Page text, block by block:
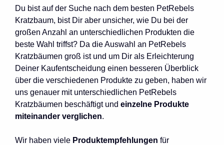
Du bist auf der Suche nach dem besten PetRebels
Kratzbaum, bist Dir aber unsicher, wie Du bei der
großen Anzahl an unterschiedlichen Produkten die
beste Wahl triffst? Da die Auswahl an PetRebels
Kratzbäumen groß ist und um Dir als Erleichterung
Deiner Kaufentscheidung einen besseren Überblick
über die verschiedenen Produkte zu geben, haben wir
uns genauer mit unterschiedlichen PetRebels
Kratzbäumen beschäftigt und einzelne Produkte
miteinander verglichen.
Wir haben viele Produktempfehlungen für